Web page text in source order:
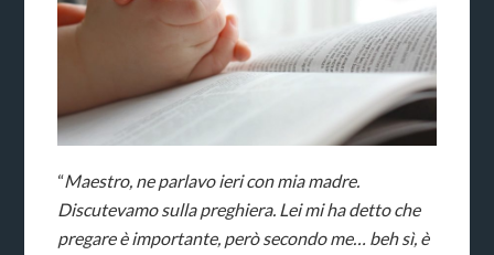
“Maestro, ne parlavo ieri con mia madre.
Discutevamo sulla preghiera. Lei mi ha detto che
pregare è importante, però secondo me… beh sì, è